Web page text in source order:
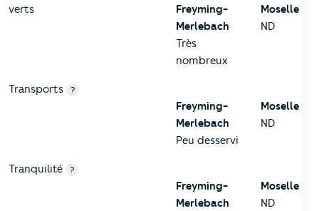
verts
Freyming-
Merlebach
Très
nombreux
Moselle
ND
Transports ?
Freyming-
Merlebach
Peu desservi
Moselle
ND
Tranquilité ?
Freyming-
Merlebach
Moselle
ND